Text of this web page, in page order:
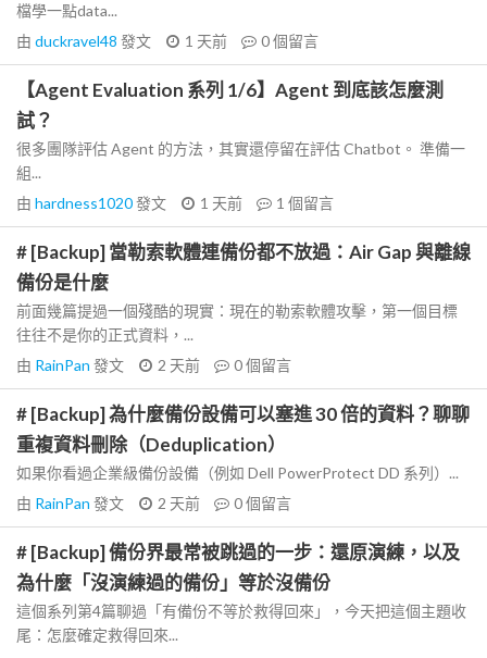
檔學一點data...
由 duckravel48 發文 1 天前 0個留言
【Agent Evaluation 系列 1/6】Agent 到底該怎麼測
試？
很多團隊評估 Agent 的方法，其實還停留在評估 Chatbot。 準備一
組...
由 hardness1020發文 1 天前 1 個留言
# [Backup] 當勒索軟體連備份都不放過：Air Gap 與離線
備份是什麼
前面幾篇提過一個殘酷的現實：現在的勒索軟體攻擊，第一個目標
往往不是你的正式資料，...
由 RainPan 發文 2 天前 0個留言
# [Backup] 為什麼備份設備可以塞進 30 倍的資料？聊聊
重複資料刪除（Deduplication）
如果你看過企業級備份設備（例如 Dell PowerProtect DD 系列）...
由 RainPan 發文 2 天前 0個留言
# [Backup] 備份界最常被跳過的一步：還原演練，以及
為什麼「沒演練過的備份」等於沒備份
這個系列第4篇聊過「有備份不等於救得回來」，今天把這個主題收
尾：怎麼確定救得回來...